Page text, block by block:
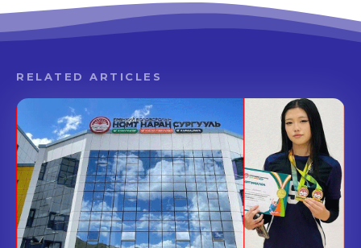
RELATED ARTICLES